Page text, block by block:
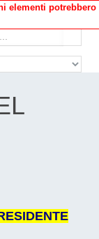
elementi potrebbero